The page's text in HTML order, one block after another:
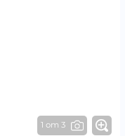
1 от 3